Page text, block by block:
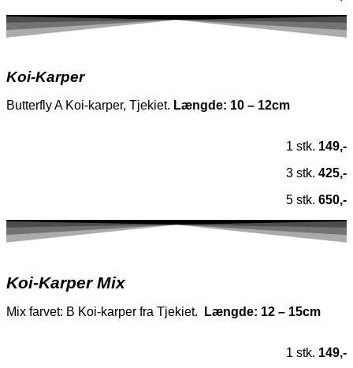
Koi-Karper
Butterfly A Koi-karper, Tjekiet. Længde: 10 – 12cm
1 stk. 149,-
3 stk. 425,-
5 stk. 650,-
Koi-Karper Mix
Mix farvet: B Koi-karper fra Tjekiet. Længde: 12 – 15cm
1 stk. 149,-